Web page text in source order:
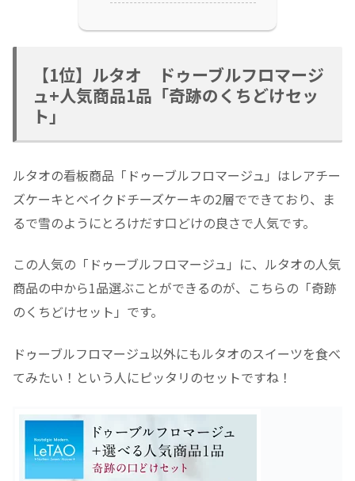
【1位】ルタオ ドゥーブルフロマージ
ュ+人気商品1品「奇跡のくちどけセッ
ト」
ルタオの看板商品「ドゥーブルフロマージュ」はレアチー
ズケーキとベイクドチーズケーキの2層でできており、ま
るで雪のようにとろけだす口どけの良さで人気です。
この人気の「ドゥーブルフロマージュ」に、ルタオの人気
商品の中から1品選ぶことができるのが、こちらの「奇跡
のくちどけセット」です。
ドゥーブルフロマージュ以外にもルタオのスイーツを食べ
てみたい！という人にピッタリのセットですね！